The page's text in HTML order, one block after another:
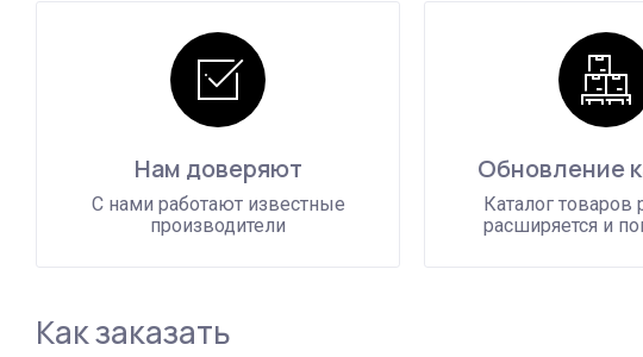
Нам доверяют
С нами работают известные
производители
Обновление
Каталог товаров
расширяется и
Как заказать